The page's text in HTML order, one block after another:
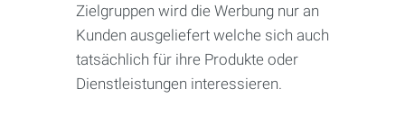
Zielgruppen wird die Werbung nur an
Kunden ausgeliefert welche sich auch
tatsächlich für ihre Produkte oder
Dienstleistungen interessieren.